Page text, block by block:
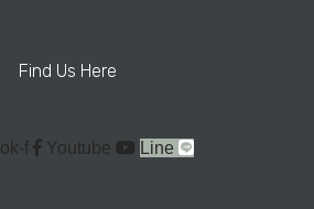
Find Us Here
f Youtube Line